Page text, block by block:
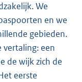
We
en we
gebieden.
vertaling: een
de wijk zich de
eerste